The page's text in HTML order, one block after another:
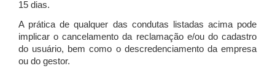
15 dias.
A prática de qualquer das condutas listadas acima pode
implicar o cancelamento da reclamação e/ou do cadastro
do usuário, bem como o descredenciamento da empresa
ou do gestor.